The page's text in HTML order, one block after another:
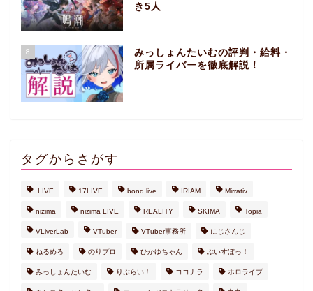
き5人
8
みっしょんたいむの評判・給料・
所属ライバーを徹底解説！
タグからさがす
.LIVE 17LIVE bond live IRIAM Mirrativ
nizima nizima LIVE REALITY SKIMA Topia
VLiverLab VTuber VTuber事務所 にじさんじ
ねるめろ のりプロ ひかゆちゃん ぶいすぽっ！
みっしょんたいむ りぷらい！ ココナラ ホロライブ